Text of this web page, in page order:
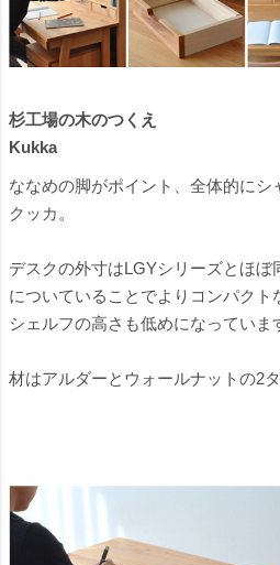
杉工場の木のつくえ
Kukka
ななめの脚がポイント、全体的に
クッカ。
デスクの外寸はLGYシリーズとほぼ
についていることでよりコンパクト
シェルフの高さも低めになっていま
材はアルダーとウォールナットの2タ